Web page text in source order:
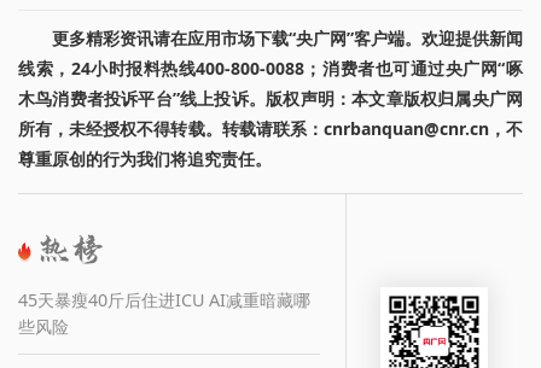
更多精彩资讯请在应用市场下载“央广网”客户端。欢迎提供新闻
线索，24小时报料热线400-800-0088；消费者也可通过央广网“啄
木鸟消费者投诉平台”线上投诉。版权声明：本文章版权归属央广网
所有，未经授权不得转载。转载请联系：cnrbanquan@cnr.cn，不
尊重原创的行为我们将追究责任。
45天暴瘦40斤后住进ICU AI减重暗藏哪
些风险